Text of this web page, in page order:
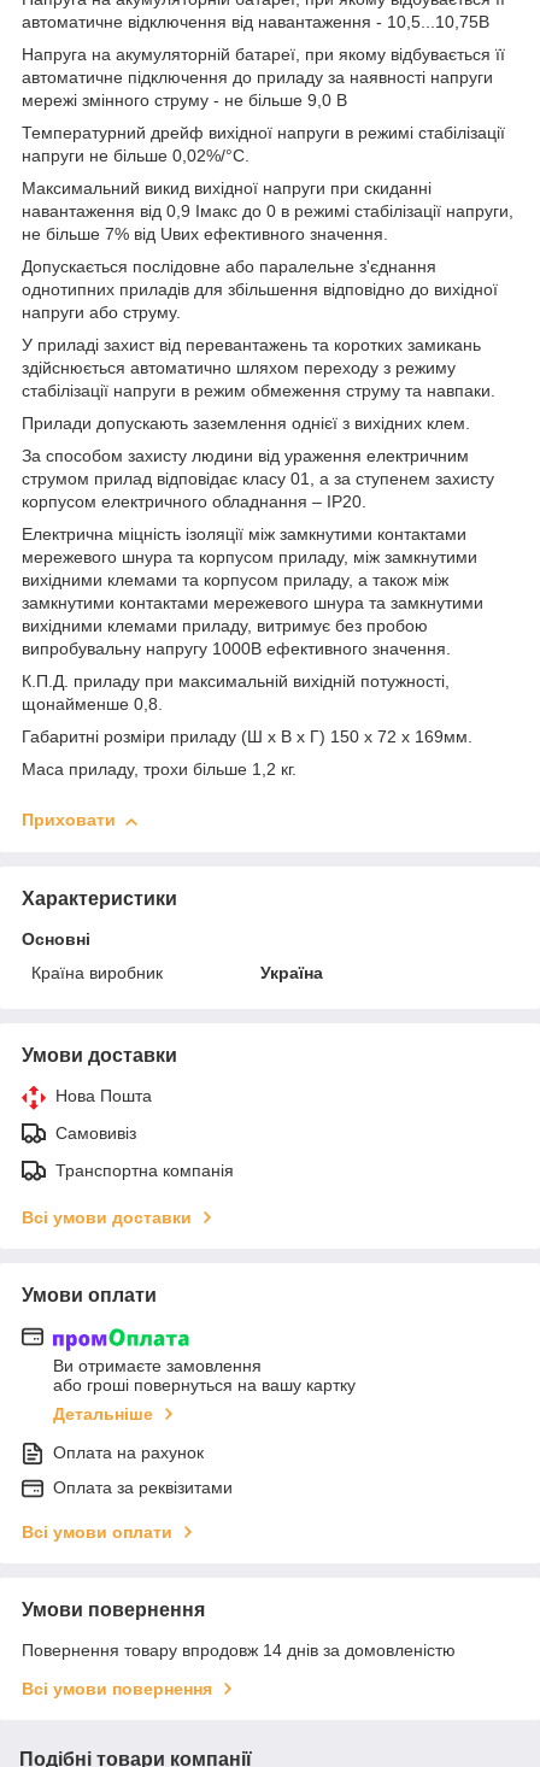
автоматичне відключення від навантаження - 10,5...10,75В
Напруга на акумуляторній батареї, при якому відбувається її
автоматичне підключення до приладу за наявності напруги
мережі змінного струму - не більше 9,0 В
Температурний дрейф вихідної напруги в режимі стабілізації
напруги не більше 0,02%/°С.
Максимальний викид вихідної напруги при скиданні
навантаження від 0,9 Iмакс до 0 в режимі стабілізації напруги,
не більше 7% від Uвих ефективного значення.
Допускається послідовне або паралельне з'єднання
однотипних приладів для збільшення відповідно до вихідної
напруги або струму.
У приладі захист від перевантажень та коротких замикань
здійснюється автоматично шляхом переходу з режиму
стабілізації напруги в режим обмеження струму та навпаки.
Прилади допускають заземлення однієї з вихідних клем.
За способом захисту людини від ураження електричним
струмом прилад відповідає класу 01, а за ступенем захисту
корпусом електричного обладнання – IP20.
Електрична міцність ізоляції між замкнутими контактами
мережевого шнура та корпусом приладу, між замкнутими
вихідними клемами та корпусом приладу, а також між
замкнутими контактами мережевого шнура та замкнутими
вихідними клемами приладу, витримує без пробою
випробувальну напругу 1000В ефективного значення.
К.П.Д. приладу при максимальній вихідній потужності,
щонайменше 0,8.
Габаритні розміри приладу (Ш х В х Г) 150 х 72 х 169мм.
Маса приладу, трохи більше 1,2 кг.
Приховати
Характеристики
Основні
Країна виробник
Україна
Умови доставки
Нова Пошта
Самовивіз
Транспортна компанія
Всі умови доставки
Умови оплати
Ви отримаєте замовлення
або гроші повернуться на вашу картку
Детальніше
Оплата на рахунок
Оплата за реквізитами
Всі умови оплати
Умови повернення
Повернення товару впродовж 14 днів за домовленістю
Всі умови повернення
Подібні товари компанії